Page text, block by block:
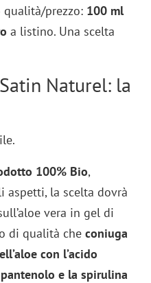
prezzo: 100 ml
a listino. Una scelta
Naturel: la
100% Bio,
la scelta dovrà
vera in gel di
di qualità checoniuga
con l’acido
e la spirulina